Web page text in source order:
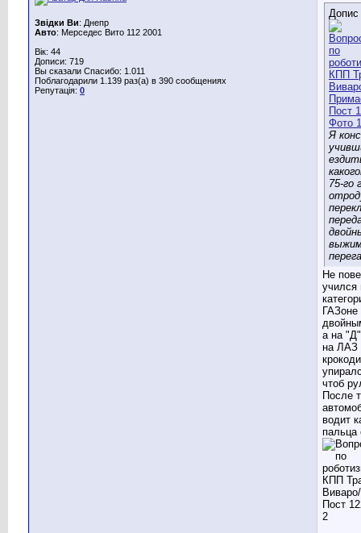
Звідки Ви: Днепр
Авто: Мерседес Вито 112 2001
Вік: 44
Дописи: 719
Вы сказали Спасибо: 1.011
Поблагодарили 1.139 раз(а) в 390 сообщениях
Репутація: 0
Я
75-го
Не
а на
на ЛАЗ
чтоб
После
водит
пальца